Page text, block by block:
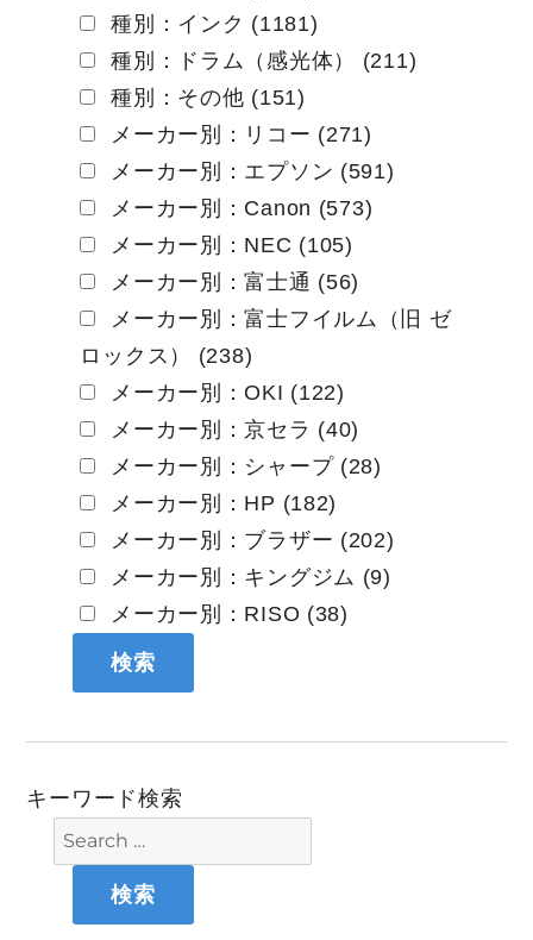
種別：インク (1181)
種別：ドラム（感光体） (211)
種別：その他 (151)
メーカー別：リコー (271)
メーカー別：エプソン (591)
メーカー別：Canon (573)
メーカー別：NEC (105)
メーカー別：富士通 (56)
メーカー別：富士フイルム（旧 ゼ
ロックス） (238)
メーカー別：OKI (122)
メーカー別：京セラ (40)
メーカー別：シャープ (28)
メーカー別：HP (182)
メーカー別：ブラザー (202)
メーカー別：キングジム (9)
メーカー別：RISO (38)
キーワード検索